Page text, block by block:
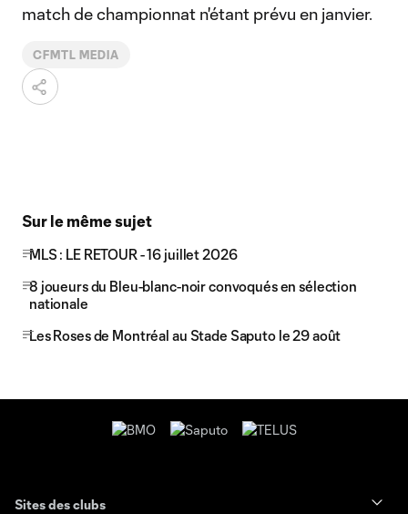
match de championnat n'étant prévu en janvier.
CFMTL MEDIA
Sur le même sujet
MLS : LE RETOUR - 16 juillet 2026
8 joueurs du Bleu-blanc-noir convoqués en sélection
nationale
Les Roses de Montréal au Stade Saputo le 29 août
Sites des clubs